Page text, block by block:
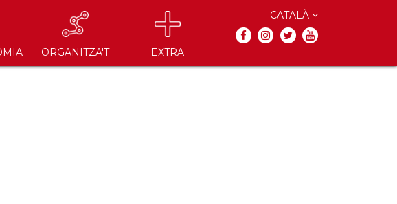
ORGANITZA'T EXTRA
CATALÀ